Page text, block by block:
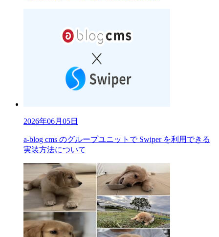
2026年06月05日
a-blog cms のグループユニットで Swiper を利用できる
実装方法について